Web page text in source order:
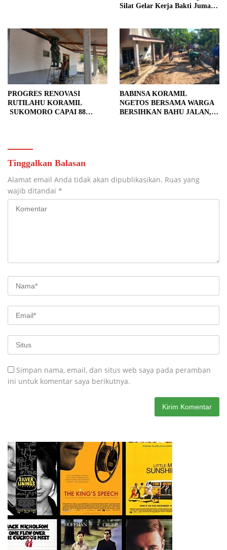
Silat Gelar Kerja Bakti Jumat
PROGRES RENOVASI
RUTILAHU KORAMIL
SUKOMORO CAPAI 88
BABINSA KORAMIL
NGETOS BERSAMA WARGA
BERSIHKAN BAHU JALAN,
Tinggalkan Balasan
Alamat email Anda tidak akan dipublikasikan. Ruas yang
wajib ditandai *
Simpan nama, email, dan situs web saya pada peramban
ini untuk komentar saya berikutnya.